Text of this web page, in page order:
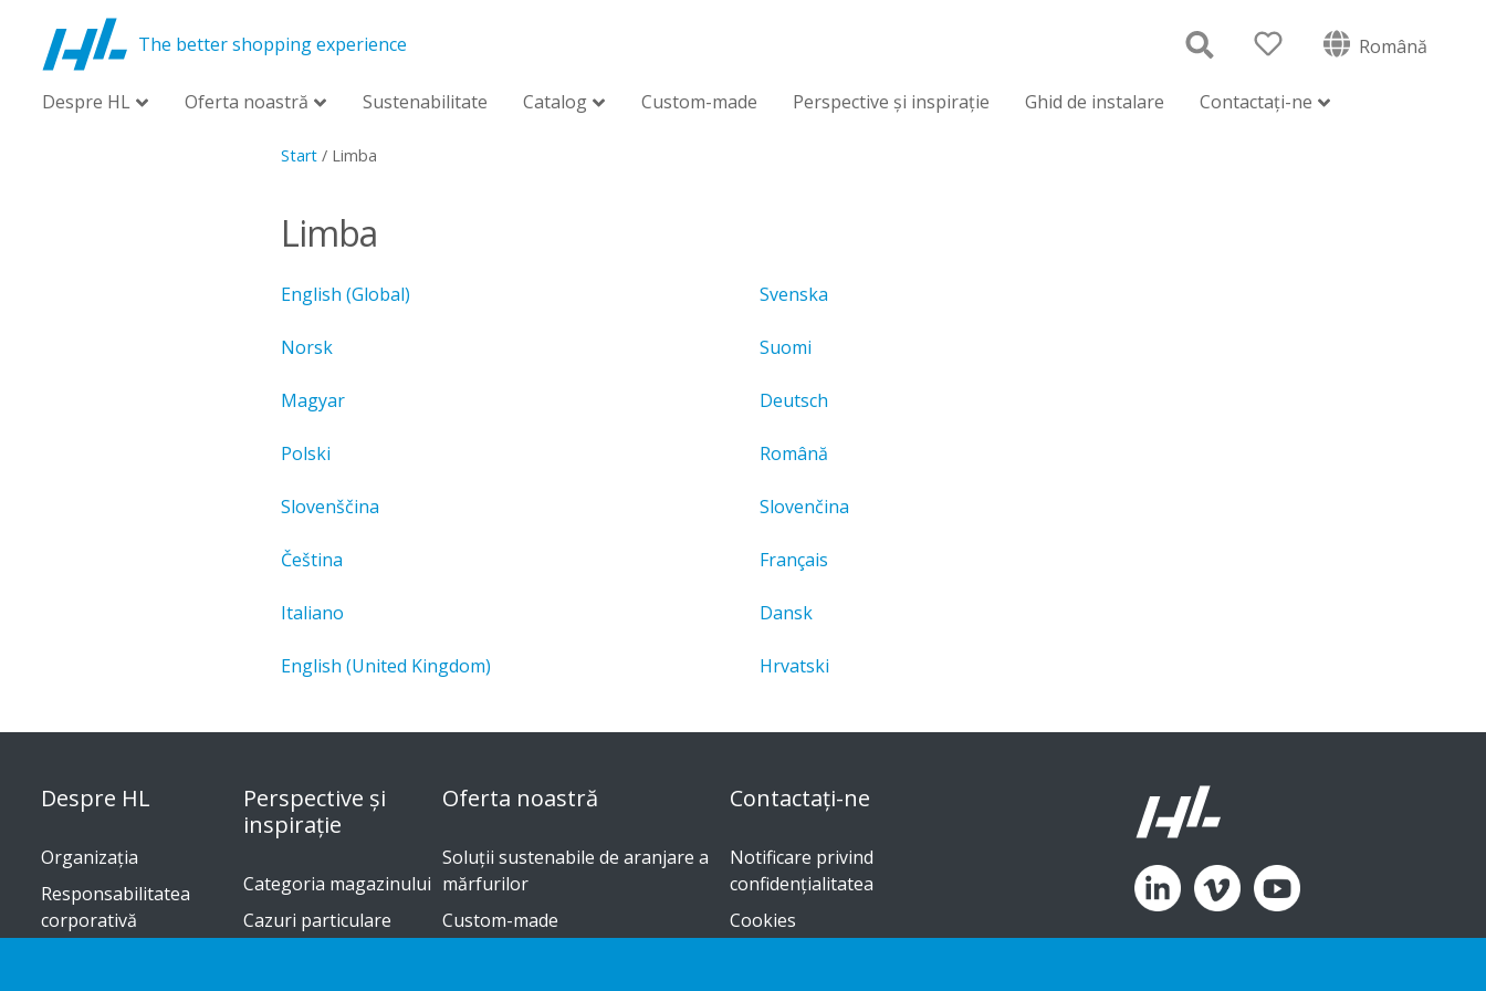
The better shopping experience Română
Despre HL Oferta noastră Sustenabilitate Catalog Custom-made Perspective și inspirație Ghid de instalare Contactați-ne
Start/ Limba
Limba
English (Global) Svenska
Norsk Suomi
Magyar Deutsch
Polski Română
Slovenščina Slovenčina
Čeština Français
Italiano Dansk
English (United Kingdom) Hrvatski
Despre HL
Organizația
Responsabilitatea
corporativă
Perspective și
inspirație
Categoria magazinului
Cazuri particulare
Oferta noastră
Soluții sustenabile de aranjare a
mărfurilor
Custom-made
Contactați-ne
Notificare privind
confidențialitatea
Cookies